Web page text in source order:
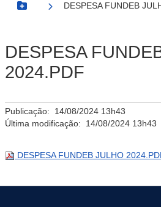
Botão Menu
DESPESA FUNDEB
DESPESA
2024.PDF
Publicação: 14/08/2024 13h43
Última modificação: 14/08/2024 13h43
DESPESA FUNDEB JULHO